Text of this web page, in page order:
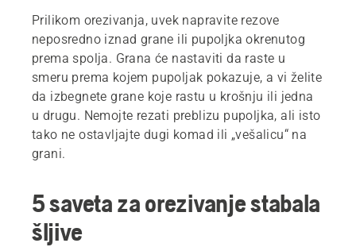
Prilikom orezivanja, uvek napravite rezove
neposredno iznad grane ili pupoljka okrenutog
prema spolja. Grana će nastaviti da raste u
smeru prema kojem pupoljak pokazuje, a vi želite
da izbegnete grane koje rastu u krošnju ili jedna
u drugu. Nemojte rezati preblizu pupoljka, ali isto
tako ne ostavljajte dugi komad ili „vešalicu“ na
grani.
5 saveta za orezivanje stabala
šljive